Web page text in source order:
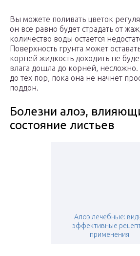
Вы можете поливать цветок
он все равно будет страдать от
количество воды остается
Поверхность грунта может
корней жидкость доходить не
влага дошла до корней, несложно.
до тех пор, пока она не начнет
поддон.
Болезни алоэ,
состояние листьев
Алоэ лечебные:
эффективные
применения